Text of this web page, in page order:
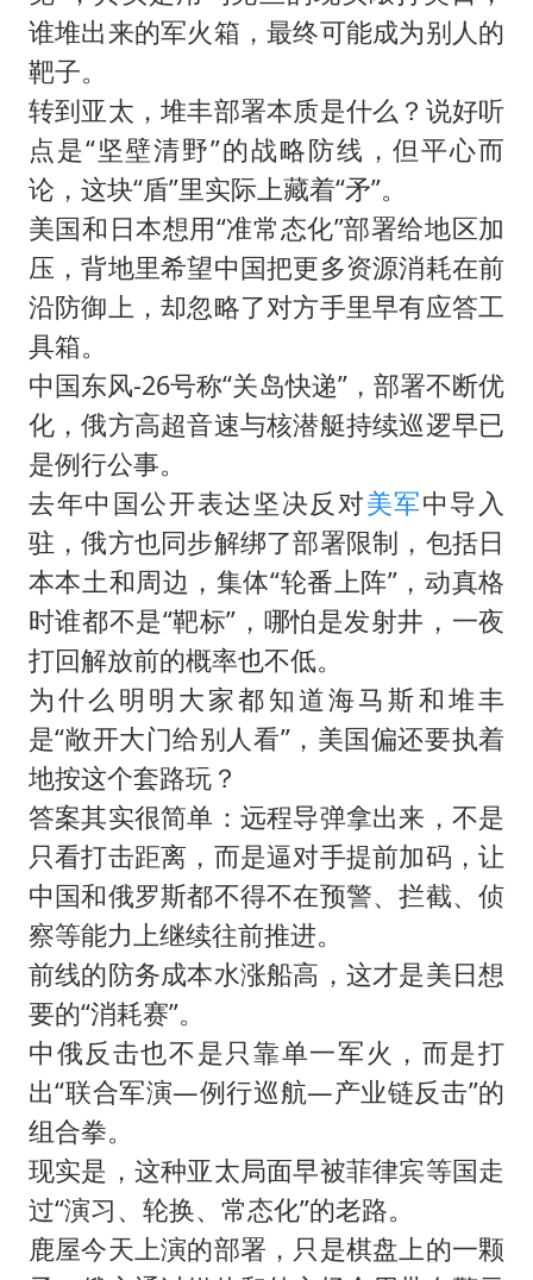
谁堆出来的军火箱，最终可能成为别人的
靶子。
转到亚太，堆丰部署本质是什么？说好听
点是“坚壁清野”的战略防线，但平心而
论，这块“盾”里实际上藏着“矛”。
美国和日本想用“准常态化”部署给地区加
压，背地里希望中国把更多资源消耗在前
沿防御上，却忽略了对方手里早有应答工
具箱。
中国东风-26号称“关岛快递”，部署不断优
化，俄方高超音速与核潜艇持续巡逻早已
是例行公事。
去年中国公开表达坚决反对美军中导入
驻，俄方也同步解绑了部署限制，包括日
本本土和周边，集体“轮番上阵”，动真格
时谁都不是“靶标”，哪怕是发射井，一夜
打回解放前的概率也不低。
为什么明明大家都知道海马斯和堆丰
是“敞开大门给别人看”，美国偏还要执着
地按这个套路玩？
答案其实很简单：远程导弹拿出来，不是
只看打击距离，而是逼对手提前加码，让
中国和俄罗斯都不得不在预警、拦截、侦
察等能力上继续往前推进。
前线的防务成本水涨船高，这才是美日想
要的“消耗赛”。
中俄反击也不是只靠单一军火，而是打
出“联合军演—例行巡航—产业链反击”的
组合拳。
现实是，这种亚太局面早被菲律宾等国走
过“演习、轮换、常态化”的老路。
鹿屋今天上演的部署，只是棋盘上的一颗